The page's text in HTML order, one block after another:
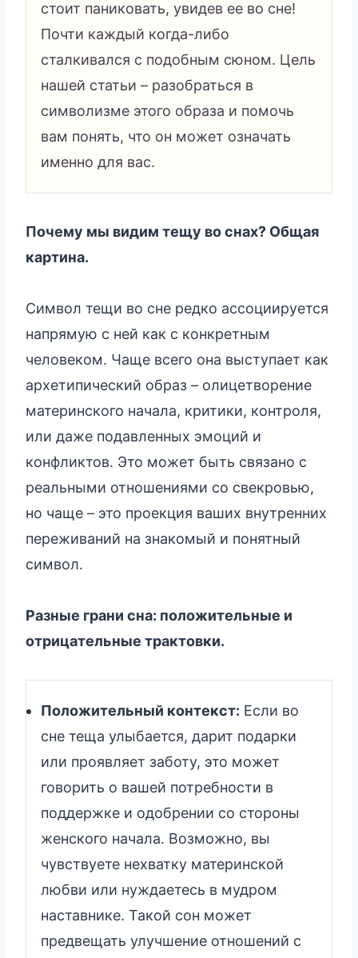
стоит паниковать, увидев ее во сне!
Почти каждый когда-либо
сталкивался с подобным сюном. Цель
нашей статьи – разобраться в
символизме этого образа и помочь
вам понять, что он может означать
именно для вас.
Почему мы видим тещу во снах? Общая
картина.
Символ тещи во сне редко ассоциируется
напрямую с ней как с конкретным
человеком. Чаще всего она выступает как
архетипический образ – олицетворение
материнского начала, критики, контроля,
или даже подавленных эмоций и
конфликтов. Это может быть связано с
реальными отношениями со свекровью,
но чаще – это проекция ваших внутренних
переживаний на знакомый и понятный
символ.
Разные грани сна: положительные и
отрицательные трактовки.
Положительный контекст: Если во
сне теща улыбается, дарит подарки
или проявляет заботу, это может
говорить о вашей потребности в
поддержке и одобрении со стороны
женского начала. Возможно, вы
чувствуете нехватку материнской
любви или нуждаетесь в мудром
наставнике. Такой сон может
предвещать улучшение отношений с